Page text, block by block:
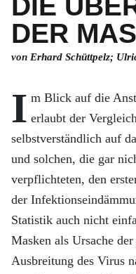
DER
von Erhard Schüttpelz;
I m Blick auf die
erlaubt der
selbstverständlich auf
und solchen, die gar
verpflichteten, den
der
Statistik auch nicht
Masken als Ursache
Ausbreitung des Virus